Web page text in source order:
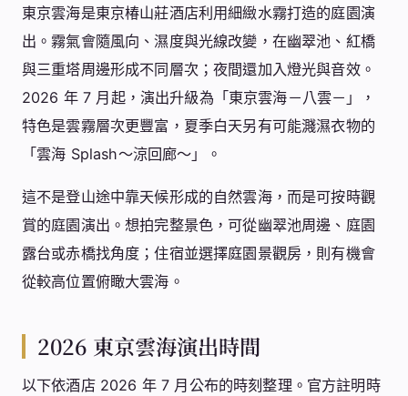
東京雲海是東京椿山莊酒店利用細緻水霧打造的庭園演
出。霧氣會隨風向、濕度與光線改變，在幽翠池、紅橋
與三重塔周邊形成不同層次；夜間還加入燈光與音效。
2026 年 7 月起，演出升級為「東京雲海－八雲－」，
特色是雲霧層次更豐富，夏季白天另有可能濺濕衣物的
「雲海 Splash～涼回廊～」。
這不是登山途中靠天候形成的自然雲海，而是可按時觀
賞的庭園演出。想拍完整景色，可從幽翠池周邊、庭園
露台或赤橋找角度；住宿並選擇庭園景觀房，則有機會
從較高位置俯瞰大雲海。
2026 東京雲海演出時間
以下依酒店 2026 年 7 月公布的時刻整理。官方註明時